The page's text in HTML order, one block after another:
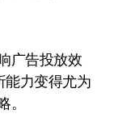
广告投放效
能力变得尤为